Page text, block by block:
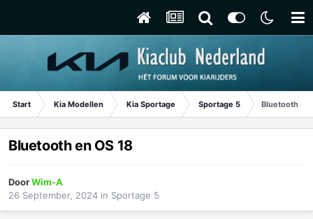
Start Kia Modellen Kia Sportage Sportage 5 Bluetooth en
Bluetooth en OS 18
DoorWim-A
26 September, 2024 in Sportage 5